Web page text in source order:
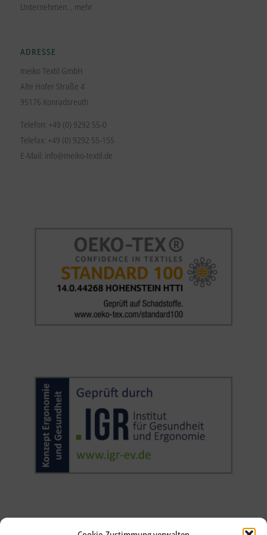
Unternehmen… mehr
ADRESSE
meiko Textil GmbH
Alte Hofer Straße 4
95176 Konradsreuth
Telefon: +49 (0) 9292 55-0
Telefax: +49 (0) 9292 55-155
E-Mail: info@meiko-textil.de